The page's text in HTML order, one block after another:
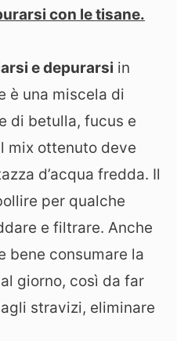
con le tisane.
e depurarsi in
è una miscela di
di betulla, fucus e
mix ottenuto deve
d’acqua fredda. Il
per qualche
e filtrare. Anche
bene consumare la
giorno, così da far
stravizi, eliminare